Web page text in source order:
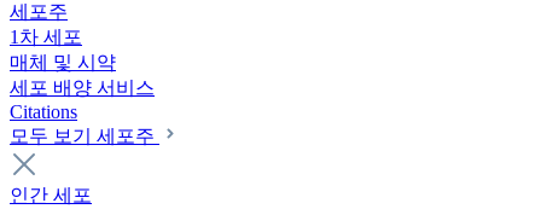
세포주
1차 세포
매체 및 시약
세포 배양 서비스
Citations
모두 보기 세포주
인간 세포